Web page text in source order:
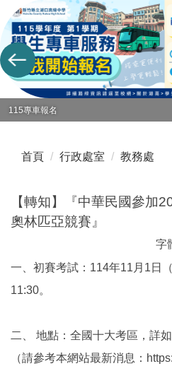
115專車報名
首頁 行政處室 教務處
【轉知】『中華民國參加
奧林匹亞競賽』
字
一、初賽考試：114年11月1日
11:30。
二、 地點：全國十大考區，詳
（請參考本網站最新消息：